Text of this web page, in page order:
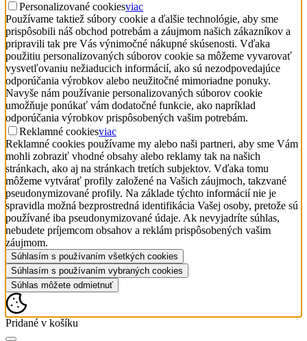
Personalizované cookiesviac
Používame taktiež súbory cookie a ďalšie technológie, aby sme
prispôsobili náš obchod potrebám a záujmom našich zákazníkov a
pripravili tak pre Vás výnimočné nákupné skúsenosti. Vďaka
použitiu personalizovaných súborov cookie sa môžeme vyvarovať
vysvetľovaniu nežiaducich informácií, ako sú nezodpovedajúce
odporúčania výrobkov alebo neužitočné mimoriadne ponuky.
Navyše nám používanie personalizovaných súborov cookie
umožňuje ponúkať vám dodatočné funkcie, ako napríklad
odporúčania výrobkov prispôsobených vašim potrebám.
Reklamné cookiesviac
Reklamné cookies používame my alebo naši partneri, aby sme Vám
mohli zobraziť vhodné obsahy alebo reklamy tak na našich
stránkach, ako aj na stránkach tretích subjektov. Vďaka tomu
môžeme vytvárať profily založené na Vašich záujmoch, takzvané
pseudonymizované profily. Na základe týchto informácií nie je
spravidla možná bezprostredná identifikácia Vašej osoby, pretože sú
používané iba pseudonymizované údaje. Ak nevyjadríte súhlas,
nebudete príjemcom obsahov a reklám prispôsobených vašim
záujmom.
Súhlasím s používaním všetkých cookies
Súhlasím s používaním vybraných cookies
Súhlas môžete odmietnuť
Pridané v košíku